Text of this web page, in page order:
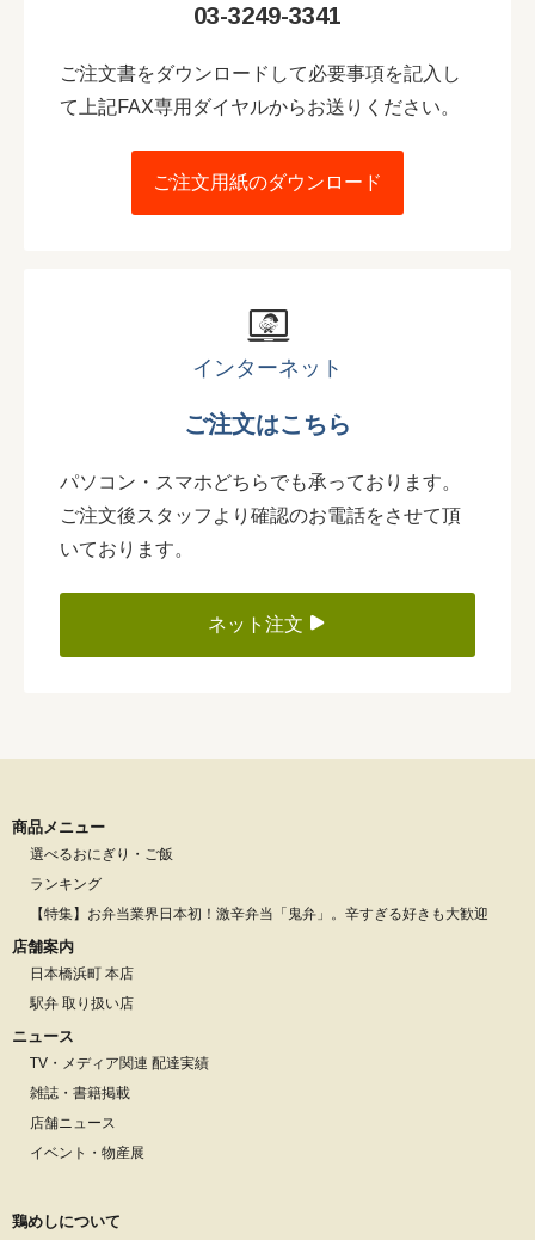
03-3249-3341
ご注文書をダウンロードして必要事項を記入し
て上記FAX専用ダイヤルからお送りください。
ご注文用紙のダウンロード
インターネット
ご注文はこちら
パソコン・スマホどちらでも承っております。
ご注文後スタッフより確認のお電話をさせて頂
いております。
ネット注文
商品メニュー
選べるおにぎり・ご飯
ランキング
【特集】お弁当業界日本初！激辛弁当「鬼弁」。辛すぎる好きも大歓迎
店舗案内
日本橋浜町 本店
駅弁 取り扱い店
ニュース
TV・メディア関連 配達実績
雑誌・書籍掲載
店舗ニュース
イベント・物産展
鶏めしについて